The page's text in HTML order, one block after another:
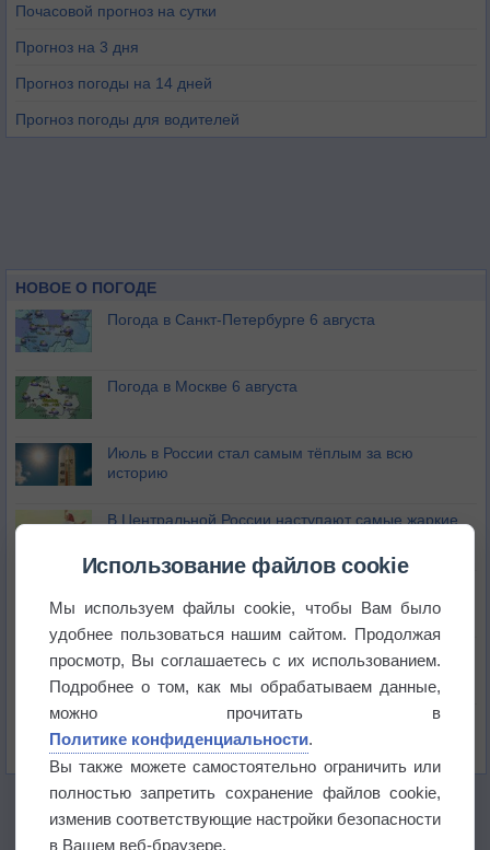
Почасовой прогноз на сутки
Прогноз на 3 дня
Прогноз погоды на 14 дней
Прогноз погоды для водителей
НОВОЕ О ПОГОДЕ
Погода в Санкт-Петербурге 6 августа
Погода в Москве 6 августа
Июль в России стал самым тёплым за всю
историю
В Центральной России наступают самые жаркие
+51°
Европейские столицы бьют рекорды жары
Впервые за 155 лет в Лондоне в течение месяца
не выпадал дождь
Использование файлов cookie
Мы используем файлы cookie, чтобы Вам было
удобнее пользоваться нашим сайтом. Продолжая
просмотр, Вы соглашаетесь с их использованием.
Подробнее о том, как мы обрабатываем данные,
можно прочитать в
Политике конфиденциальности.
Вы также можете самостоятельно ограничить или
полностью запретить сохранение файлов cookie,
изменив соответствующие настройки безопасности
в Вашем веб-браузере.